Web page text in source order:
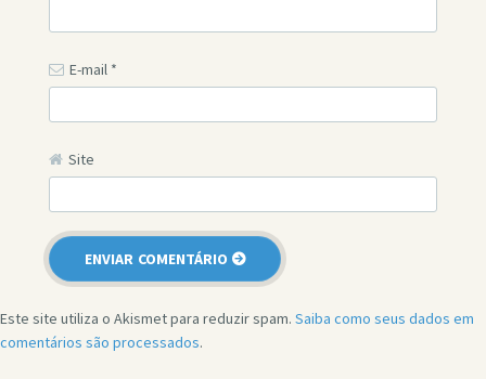
E-mail *
Site
Este site utiliza o Akismet para reduzir spam. Saiba como seus dados em
comentários são processados.